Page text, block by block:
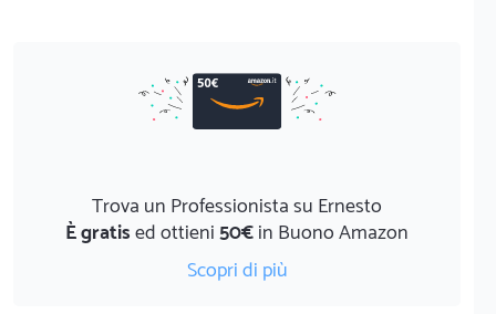
Trova un Professionista su Ernesto
È gratised ottieni50€in Buono Amazon
Scopri di più